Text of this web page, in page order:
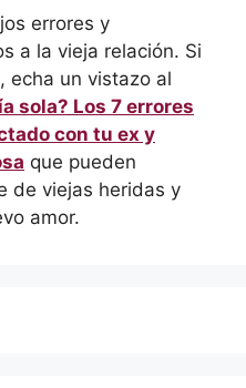
errores y
a la vieja relación. Si
echa un vistazo al
sola? Los 7 errores
con tu ex y
que pueden
de viejas heridas y
amor.